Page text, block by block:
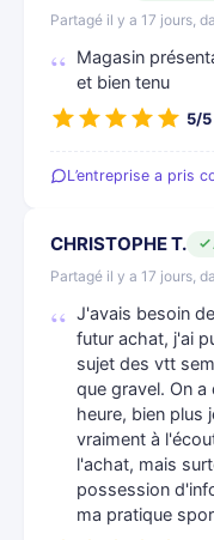
Partagé il y a 17 jours,
Magasin
et bien tenu
5/5
L’entreprise a pris
CHRISTOPHE T.
Partagé il y a 17 jours,
J'avais besoin
futur achat, j'ai
sujet des vtt
que gravel. On
heure, bien plus
vraiment à
l'achat, mais
possession
ma pratique